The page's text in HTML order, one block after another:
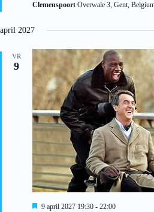
e
Clemenspoort Overwale 3, Gent,
april 2027
VR
9
U
9 april 2027 19:30 - 22:00